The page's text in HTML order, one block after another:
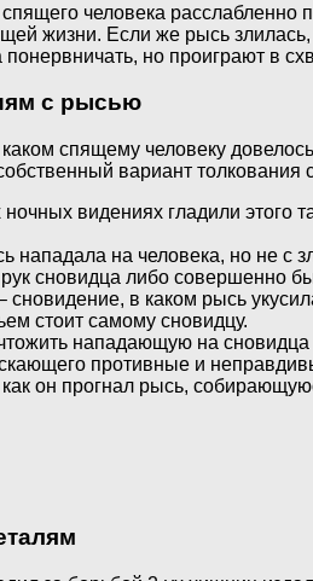
человека расслабленно
жизни. Если же рысь
но проиграют в
с рысью
спящему человеку
вариант толкования
ночных видениях гладили
нападала на человека, но не с
сновидца либо совершенно
сновидение, в каком рысь
стоит самому сновидцу.
нападающую на сновидца
противные и
он прогнал рысь,